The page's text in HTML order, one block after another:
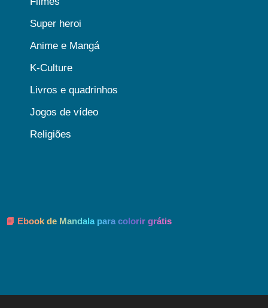
Super heroi
Anime e Mangá
K-Culture
Livros e quadrinhos
Jogos de vídeo
Religiões
📘 Ebook de Mandala para colorir grátis